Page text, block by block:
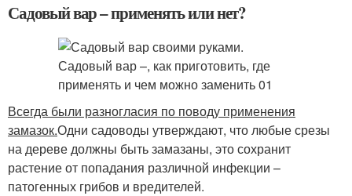
Садовый вар – применять или нет?
Всегда были разногласия по поводу применения
замазок.Одни садоводы утверждают, что любые срезы
на дереве должны быть замазаны, это сохранит
растение от попадания различной инфекции –
патогенных грибов и вредителей.